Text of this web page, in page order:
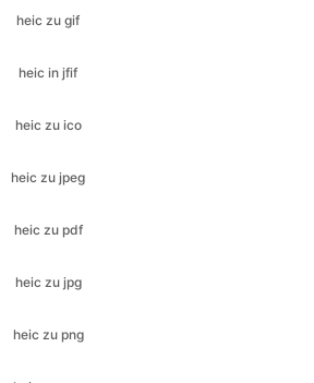
heic zu ico
heic zu jpeg
heic zu jpg
heic zu png
heic zu svg
heic zu webp